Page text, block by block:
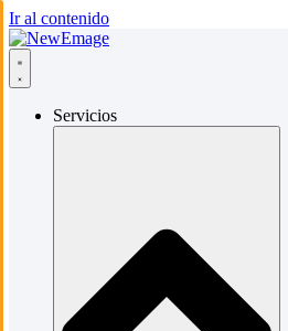
Ir al contenido
Servicios